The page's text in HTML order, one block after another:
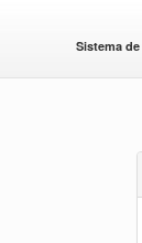
Sistema